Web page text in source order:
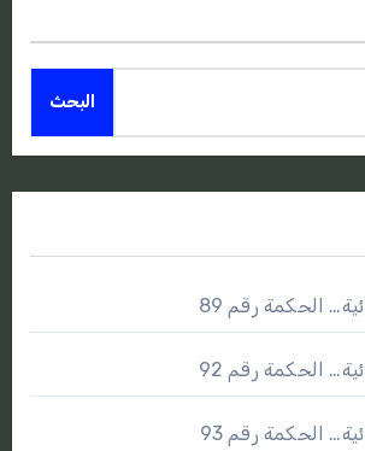
البحث
الحكمة رقم 89
الحكمة رقم 92
الحكمة رقم 93